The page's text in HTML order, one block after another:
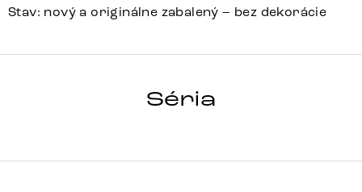
Stav: nový a originálne zabalený – bez dekorácie
Séria